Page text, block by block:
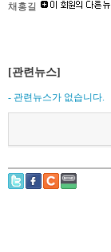
채홍길
[관련뉴스]
- 관련뉴스가 없습니다.